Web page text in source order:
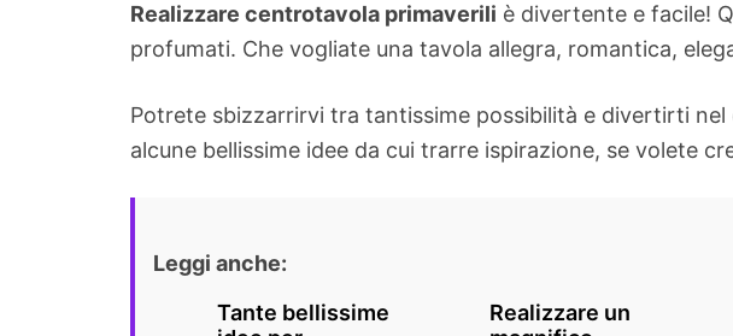
Realizzare centrotavola primaverili è divertente e facile!
profumati. Che vogliate una tavola allegra, romantica,
Potrete sbizzarrirvi tra tantissime possibilità e divertirti
alcune bellissime idee da cui trarre ispirazione, se volete
Leggi anche:
Tante bellissime
Realizzare un